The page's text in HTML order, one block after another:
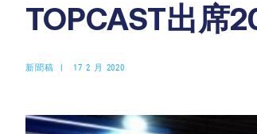
TOPCAST出席
新聞稿 17 2 月 2020